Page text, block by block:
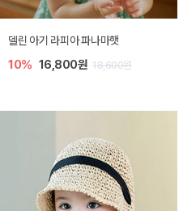
델린 아기 라피아 파나마햇
10% 16,800원 18,600원